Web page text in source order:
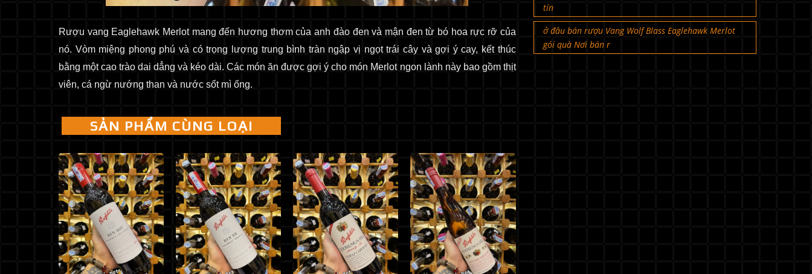
Rượu vang Eaglehawk Merlot mang đến hương thơm của anh đào đen và mận đen từ bó hoa rực rỡ của
nó. Vòm miệng phong phú và có trọng lượng trung bình tràn ngập vị ngọt trái cây và gợi ý cay, kết thúc
bằng một cao trào dai dẳng và kéo dài. Các món ăn được gợi ý cho món Merlot ngon lành này bao gồm thịt
viên, cá ngừ nướng than và nước sốt mì ống.
SẢN PHẨM CÙNG LOẠI
tín
ở đâu bán rượu Vang Wolf Blass Eaglehawk Merlot
gói quà Nơi bán r